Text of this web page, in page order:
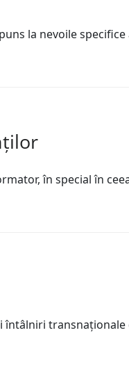
la nevoile
în special în